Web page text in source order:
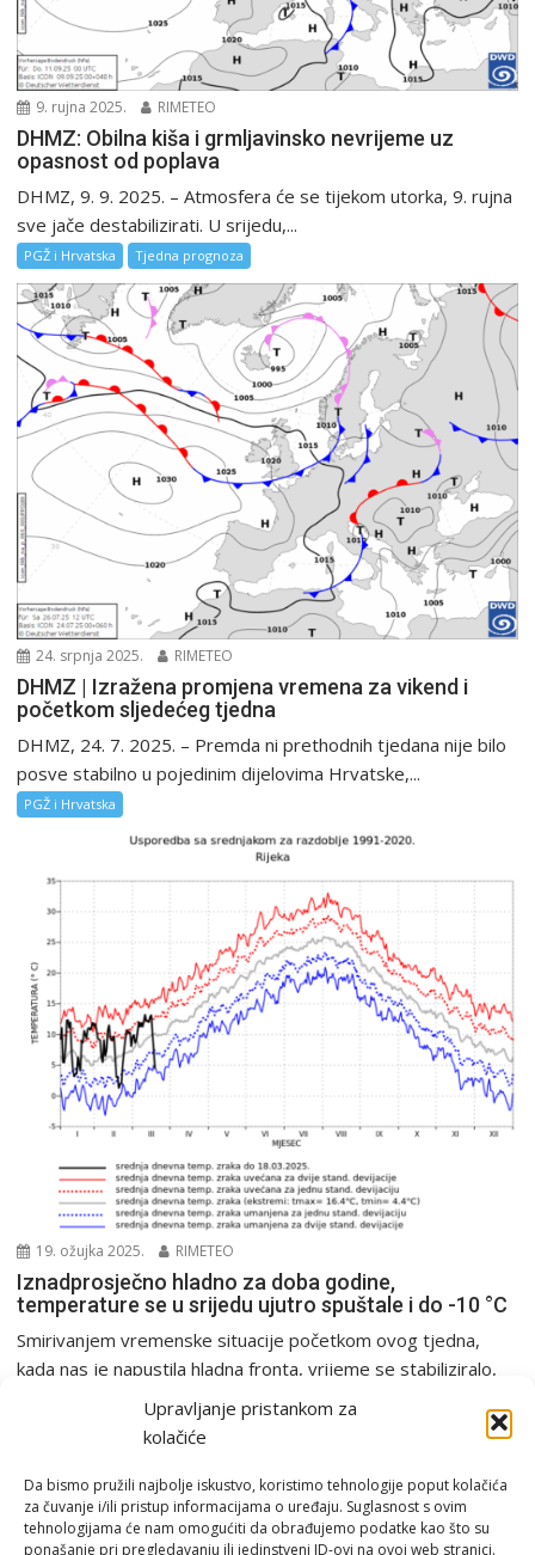
Upravljanje pristankom za
kolačiće
Da bismo pružili najbolje iskustvo, koristimo tehnologije poput kolačića
za čuvanje i/ili pristup informacijama o uređaju. Suglasnost s ovim
tehnologijama će nam omogućiti da obrađujemo podatke kao što su
ponašanje pri pregledavanju ili jedinstveni ID-ovi na ovoj web stranici.
9. rujna 2025. RIMETEO
DHMZ: Obilna kiša i grmljavinsko nevrijeme uz
opasnost od poplava
DHMZ, 9. 9. 2025. – Atmosfera će se tijekom utorka, 9. rujna
sve jače destabilizirati. U srijedu,...
PGŽ i Hrvatska Tjedna prognoza
24. srpnja 2025. RIMETEO
DHMZ | Izražena promjena vremena za vikend i
početkom sljedećeg tjedna
DHMZ, 24. 7. 2025. – Premda ni prethodnih tjedana nije bilo
posve stabilno u pojedinim dijelovima Hrvatske,...
PGŽ i Hrvatska
19. ožujka 2025. RIMETEO
Iznadprosječno hladno za doba godine,
temperature se u srijedu ujutro spuštale i do -10 °C
Smirivanjem vremenske situacije početkom ovog tjedna,
kada nas je napustila hladna fronta, vrijeme se stabiliziralo,
Tjedna prognoza